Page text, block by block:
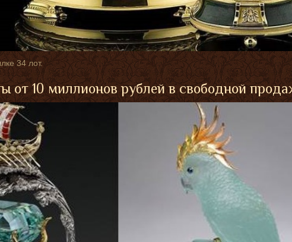
34 лот.
от 10 миллионов рублей в свободной